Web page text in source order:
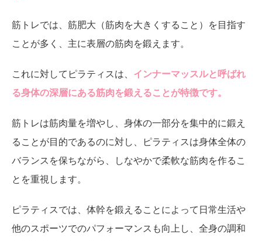
筋トレでは、筋肥大（筋肉を大きくすること）を目指す
ことが多く、主に表層の筋肉を鍛えます。
これに対してピラティスは、 インナーマッスルと呼ばれ
る身体の深層にある筋肉を鍛えることが特徴です。
筋トレは筋肉量を増やし、身体の一部分を集中的に鍛え
ることが目的であるのに対し、ピラティスは身体全体の
バランスを保ちながら、しなやかで柔軟な筋肉を作るこ
とを重視します。
ピラティスでは、体幹を鍛えることによって日常生活や
他のスポーツでのパフォーマンスも向上し、全身の調和